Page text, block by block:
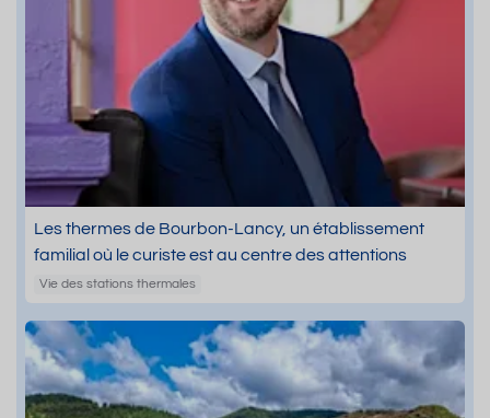
Les thermes de Bourbon-Lancy, un établissement
familial où le curiste est au centre des attentions
Vie des stations thermales